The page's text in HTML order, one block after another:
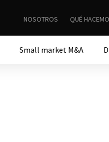
NOSOTROS QUÉ
Small market M&A